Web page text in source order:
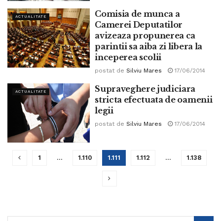
ACTUALITATE
Comisia de munca a
Camerei Deputatilor
avizeaza propunerea ca
parintii sa aiba zi libera la
inceperea scolii
postat de Silviu Mares 17/06/2014
ACTUALITATE
Supraveghere judiciara
stricta efectuata de oamenii
legii
postat de Silviu Mares 17/06/2014
1 … 1.110 1.111 1.112 … 1.138